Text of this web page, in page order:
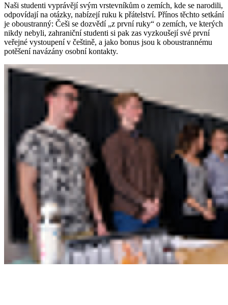
Naši studenti vyprávějí svým vrstevníkům o zemích, kde se narodili,
odpovídají na otázky, nabízejí ruku k přátelství. Přínos těchto setkání
je oboustranný: Češi se dozvědí „z první ruky“ o zemích, ve kterých
nikdy nebyli, zahraniční studenti si pak zas vyzkoušejí své první
veřejné vystoupení v češtině, a jako bonus jsou k oboustrannému
potěšení navázány osobní kontakty.